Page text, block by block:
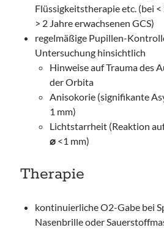
Flüssigkeitstherapie etc. (bei <
> 2 Jahre erwachsenen GCS)
regelmäßige Pupillen-
Untersuchung hinsichtlich
Hinweise auf Trauma des
der Orbita
Anisokorie (signifikante
1 mm)
Lichtstarrheit (Reaktion
⌀ <1 mm)
Therapie
kontinuierliche O2-Gabe bei
Nasenbrille oder